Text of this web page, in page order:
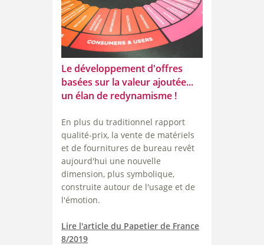
Le développement d'offres
basées sur la valeur ajoutée...
un élan de redynamisme !
En plus du traditionnel rapport
qualité-prix, la vente de matériels
et de fournitures de bureau revêt
aujourd'hui une nouvelle
dimension, plus symbolique,
construite autour de l'usage et de
l'émotion.
Lire l'article du Papetier de France
8/2019